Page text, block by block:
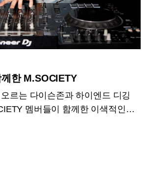
한 M.SOCIETY
르는 다이슨존과 하이엔드 디깅
멤버들이 함께한 이색적인
.